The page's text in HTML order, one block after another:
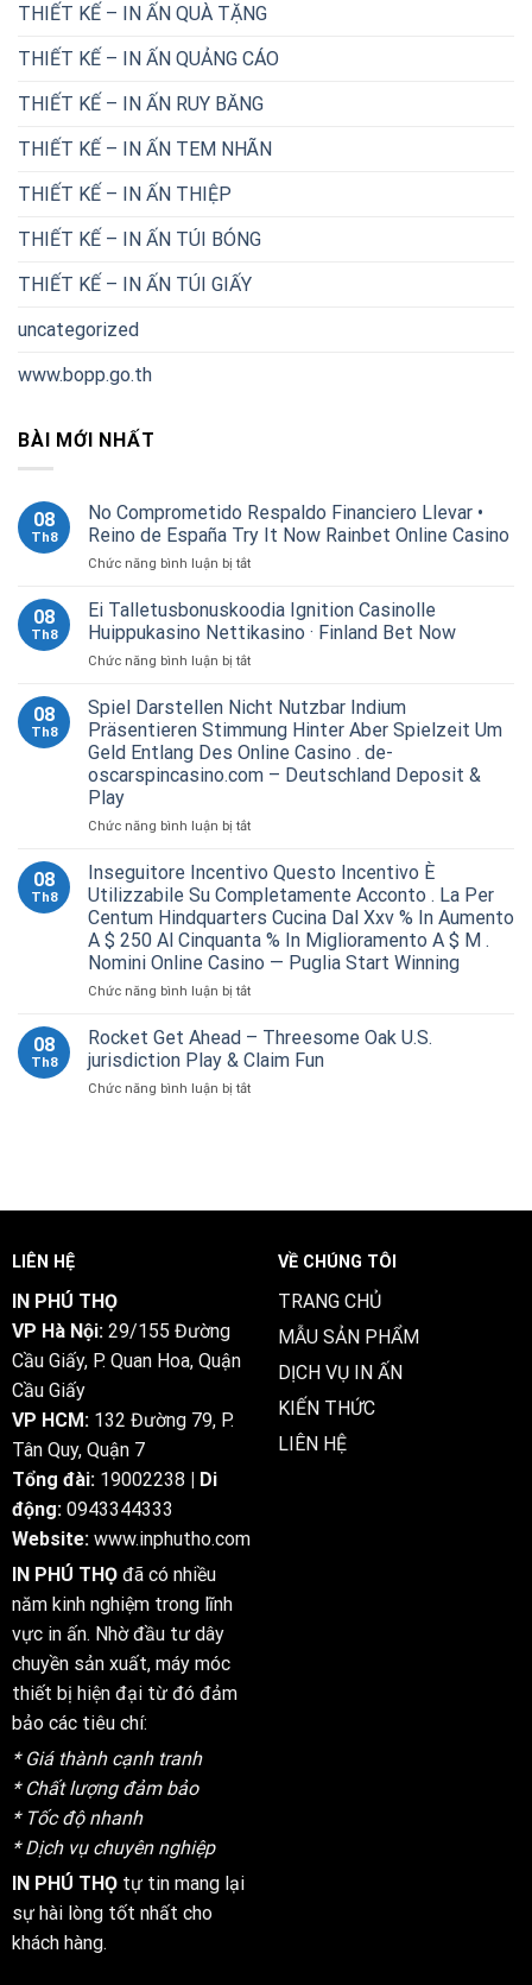
THIẾT KẾ – IN ẤN QUÀ TẶNG
THIẾT KẾ – IN ẤN QUẢNG CÁO
THIẾT KẾ – IN ẤN RUY BĂNG
THIẾT KẾ – IN ẤN TEM NHÃN
THIẾT KẾ – IN ẤN THIỆP
THIẾT KẾ – IN ẤN TÚI BÓNG
THIẾT KẾ – IN ẤN TÚI GIẤY
uncategorized
www.bopp.go.th
BÀI MỚI NHẤT
08
Th8
No Comprometido Respaldo Financiero Llevar •
Reino de España Try It Now Rainbet Online Casino
Chức năng bình luận bị tắtở
Comprometido
Respaldo
Financiero
Llevar
Reino
de
España
It
Rainbet
Casino
08
Th8
Ei Talletusbonuskoodia Ignition Casinolle
Huippukasino Nettikasino · Finland Bet Now
Chức năng bình luận bị tắtở
Talletusbonuskoodia
Ignition
Casinolle
Huippukasino
Nettikasino
Finland
08
Th8
Spiel Darstellen Nicht Nutzbar Indium
Präsentieren Stimmung Hinter Aber Spielzeit Um
Geld Entlang Des Online Casino . de-
oscarspincasino.com – Deutschland Deposit &
Play
Chức năng bình luận bị tắtở
Darstellen
Nicht
Nutzbar
Indium
Präsentieren
Stimmung
Hinter
Spielzeit
Um
Geld
Entlang
oscarspincasino.com
Deutschland
Deposit
08
Th8
Inseguitore Incentivo Questo Incentivo È
Utilizzabile Su Completamente Acconto . La Per
Centum Hindquarters Cucina Dal Xxv % In Aumento
A $ 250 Al Cinquanta % In Miglioramento A $ M .
Nomini Online Casino — Puglia Start Winning
Chức năng bình luận bị tắtở
Incentivo
Questo
Incentivo
È
La
Centum
Cucina
Aumento
In
08
Th8
Rocket Get Ahead – Threesome Oak U.S.
jurisdiction Play & Claim Fun
Chức năng bình luận bị tắtở
Oak
jurisdiction
Claim
LIÊN HỆ
IN PHÚ THỌ
VP Hà Nội: 29/155 Đường
Cầu Giấy, P. Quan Hoa, Quận
Cầu Giấy
VP HCM: 132 Đường 79, P.
Tân Quy, Quận 7
Tổng đài: 19002238 | Di
động: 0943344333
Website: www.inphutho.com
IN PHÚ THỌ đã có nhiều
năm kinh nghiệm trong lĩnh
vực in ấn. Nhờ đầu tư dây
chuyền sản xuất, máy móc
thiết bị hiện đại từ đó đảm
bảo các tiêu chí:
* Giá thành cạnh tranh
* Chất lượng đảm bảo
* Tốc độ nhanh
* Dịch vụ chuyên nghiệp
IN PHÚ THỌ tự tin mang lại
sự hài lòng tốt nhất cho
khách hàng.
VỀ CHÚNG TÔI
TRANG CHỦ
MẪU SẢN PHẨM
DỊCH VỤ IN ẤN
KIẾN THỨC
LIÊN HỆ